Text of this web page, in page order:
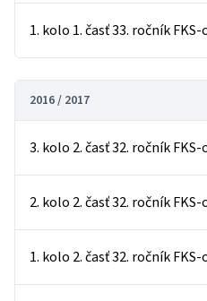
1. kolo 1. časť 33. ročník FKS-
2016 / 2017
3. kolo 2. časť 32. ročník FKS-
2. kolo 2. časť 32. ročník FKS-
1. kolo 2. časť 32. ročník FKS-